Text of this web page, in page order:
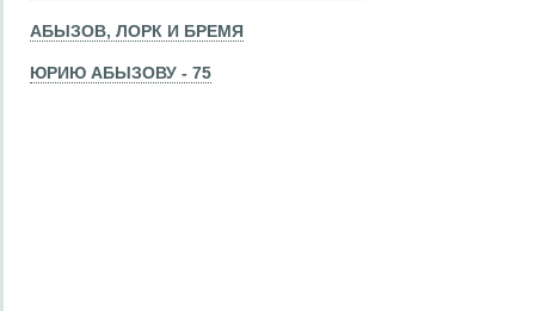
АБЫЗОВ, ЛОРК И БРЕМЯ
ЮРИЮ АБЫЗОВУ - 75